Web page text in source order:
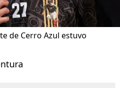
de Cerro Azul estuvo